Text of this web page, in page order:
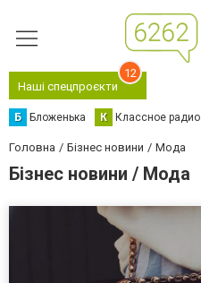
Наші спецпроєкти
12
Б Бложенька К Классное радио
Головна Бізнес новини Мода
Бізнес новини / Мода